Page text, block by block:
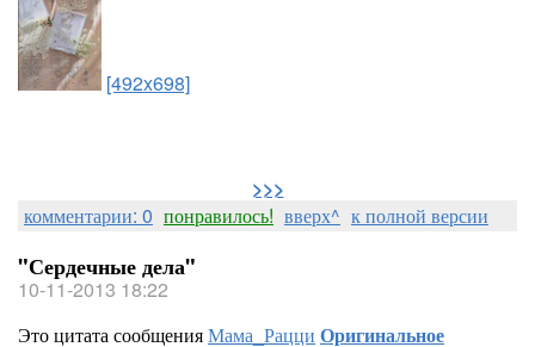
[492x698]
>>>
комментарии: 0 понравилось! вверх^ к полной версии
"Сердечные дела"
10-11-2013 18:22
Это цитата сообщенияМама_Рацци Оригинальное